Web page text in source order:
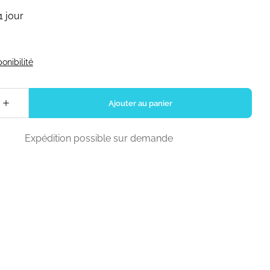
Expédition possible sur demande